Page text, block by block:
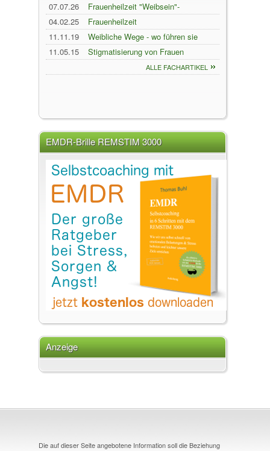
07.07.26
Frauenheilzeit "Weibsein"-
Warum Frauen Gemeinschaft im
Kreis gut tut
04.02.25
Frauenheilzeit
11.11.19
Weibliche Wege - wo führen sie
uns hin?
11.05.15 Stigmatisierung von Frauen
ALLE FACHARTIKEL
EMDR-Brille REMSTIM 3000
Anzeige
Die auf dieser Seite angebotene Information soll die Beziehung